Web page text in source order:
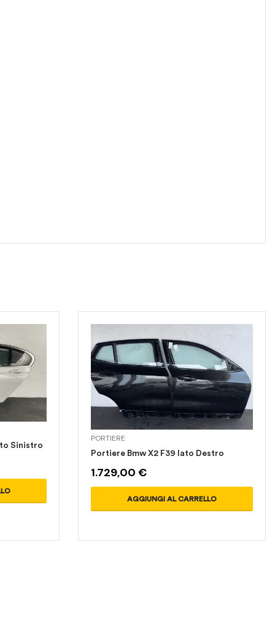
Sinistro
PORTIERE
Portiere Bmw X2 F39 lato Destro
1.729,00 €
AGGIUNGI AL CARRELLO